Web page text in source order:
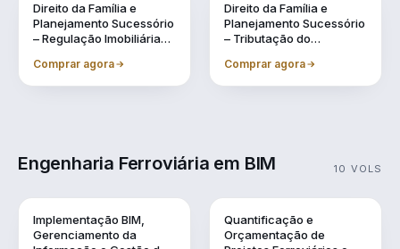
Direito da Família e
Planejamento Sucessório
– Regulação Imobiliária
Comprar agora
Direito da Família e
Planejamento Sucessório
– Tributação do
Sucessão
Comprar agora
Engenharia Ferroviária em BIM 10 VOLS
Implementação BIM,
Gerenciamento da
Quantificação e
Orçamentação de